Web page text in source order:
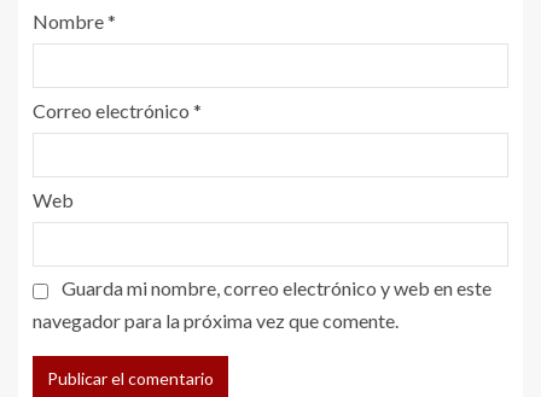
Nombre*
Correo electrónico *
Web
Guarda mi nombre, correo electrónico y web en este
navegador para la próxima vez que comente.